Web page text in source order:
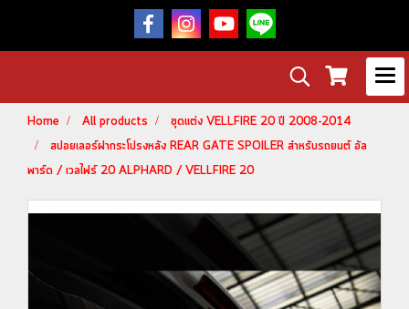
Home All products
ชุดแต่ง VELLFIRE 20 ปี 2008-2014
สปอยเลอร์ฝากระโปรงหลัง REAR GATE SPOILER สำหรับรถยนต์ อัล
พาร์ด / เวลไฟร์ 20 ALPHARD / VELLFIRE 20